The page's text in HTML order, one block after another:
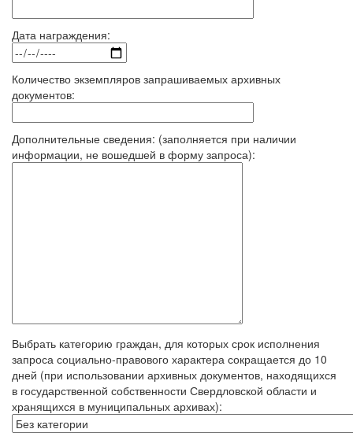
Дата награждения:
Количество экземпляров запрашиваемых архивных
документов:
Дополнительные сведения: (заполняется при наличии
информации, не вошедшей в форму запроса):
Выбрать категорию граждан, для которых срок исполнения
запроса социально-правового характера сокращается до 10
дней (при использовании архивных документов, находящихся
в государственной собственности Свердловской области и
хранящихся в муниципальных архивах):